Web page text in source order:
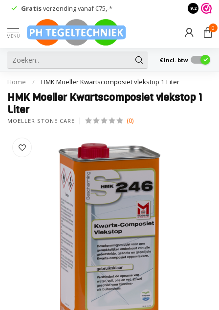
Gratisverzending vanaf €75,-* Advies
9.2
MENU
0
€ Incl. btw
Home / HMK Moeller Kwartscomposiet vlekstop 1 Liter
HMK Moeller Kwartscomposiet vlekstop 1
Liter
MOELLER STONE CARE (0)